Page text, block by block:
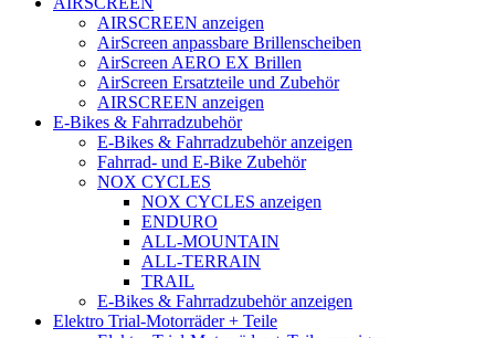
AIRSCREEN anzeigen
AirScreen anpassbare Brillenscheiben
AirScreen AERO EX Brillen
AirScreen Ersatzteile und Zubehör
AIRSCREEN anzeigen
E-Bikes & Fahrradzubehör
E-Bikes & Fahrradzubehör anzeigen
Fahrrad- und E-Bike Zubehör
NOX CYCLES
NOX CYCLES anzeigen
ENDURO
ALL-MOUNTAIN
ALL-TERRAIN
TRAIL
E-Bikes & Fahrradzubehör anzeigen
Elektro Trial-Motorräder + Teile